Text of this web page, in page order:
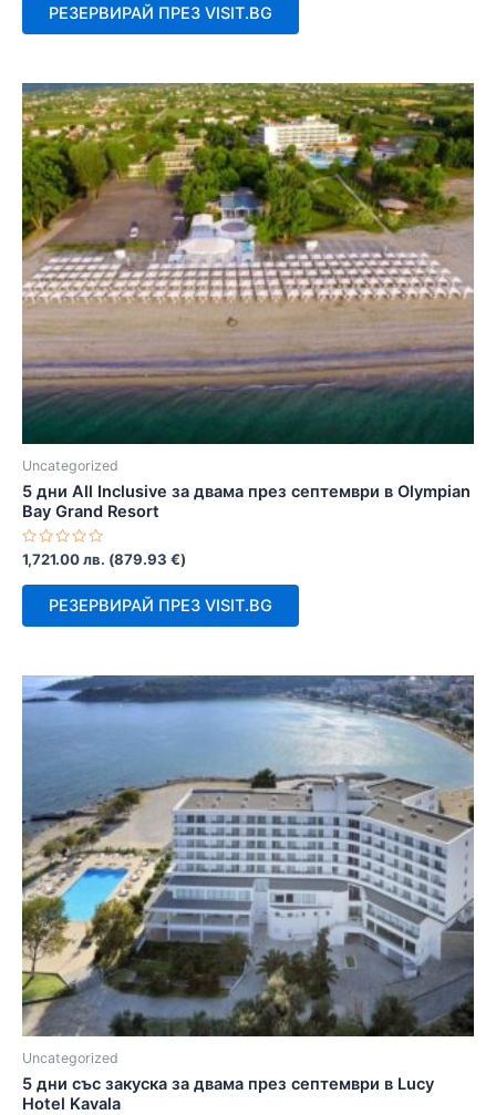
РЕЗЕРВИРАЙ ПРЕЗ VISIT.BG
Uncategorized
5 дни All Inclusive за двама през септември в Olympian
Bay Grand Resort
Оценено
с
0
1,721.00лв. (879.93 €)
РЕЗЕРВИРАЙ ПРЕЗ VISIT.BG
Uncategorized
5 дни със закуска за двама през септември в Lucy
Hotel Kavala